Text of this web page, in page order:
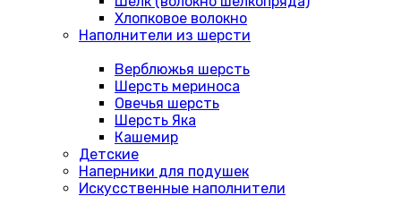
Хлопковое волокно
Наполнители из шерсти
Верблюжья шерсть
Шерсть мериноса
Овечья шерсть
Шерсть Яка
Кашемир
Детские
Наперники для подушек
Искусственные наполнители